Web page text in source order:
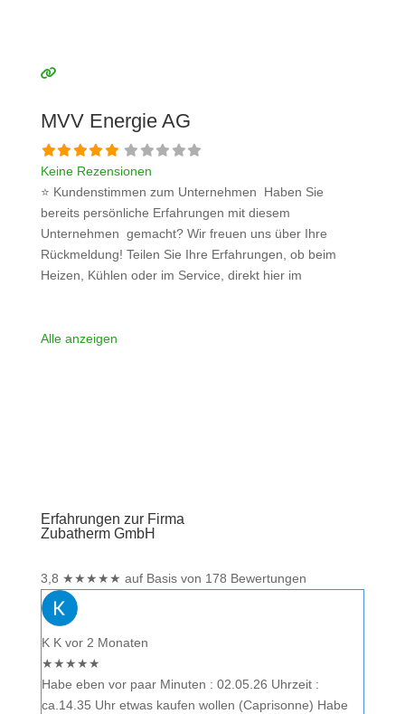
bitte mit konkreten Details an und bleiben
MVV Energie AG
Keine Rezensionen
⭐ Kundenstimmen zum Unternehmen Haben Sie
bereits persönliche Erfahrungen mit diesem
Unternehmen gemacht? Wir freuen uns über Ihre
Rückmeldung! Teilen Sie Ihre Erfahrungen, ob beim
Heizen, Kühlen oder im Service, direkt hier im
Sie eine kritische Meinung äußern, so geben Sie diese
Alle anzeigen
Erfahrungen zur Firma
Zubatherm GmbH
3,8 ★★★★★ auf Basis von 178 Bewertungen
K K vor 2 Monaten
★★★★★
Habe eben vor paar Minuten : 02.05.26 Uhrzeit :
ca.14.35 Uhr etwas kaufen wollen (Caprisonne) Habe